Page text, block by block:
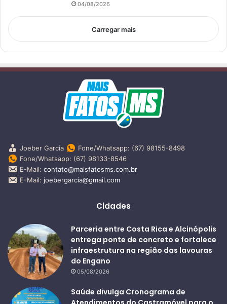
04/08/2026
Carregar mais
Joeber Garcia
Fone/Whatsapp: (67) 98155-8498
Fone/Whatsapp: (67) 98133-8546
E-Mail: contato@maisfatosms.com.br
E-Mail: joebergarcia@gmail.com
Cidades
Parceria entre Costa Rica e Alcinópolis
entrega ponte de concreto e fortalece
infraestrutura na região das lavouras
do Engano
05/08/2026
Saúde divulga Cronograma de